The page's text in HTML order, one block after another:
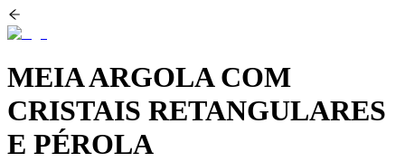
MEIA ARGOLA COM
CRISTAIS RETANGULARES
E PÉROLA